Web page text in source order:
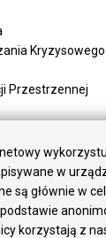
Kryzysowego
Przestrzennej
Podawcza
w
są głównie w
korzystają z